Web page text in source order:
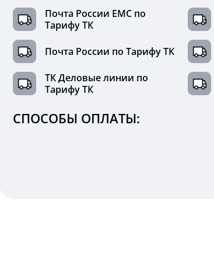
Почта России ЕМС по
Тарифу ТК
Почта России по Тарифу ТК
ТК Деловые линии по
Тарифу ТК
СПОСОБЫ ОПЛАТЫ: